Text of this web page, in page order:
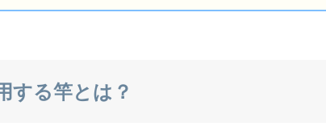
する竿とは？